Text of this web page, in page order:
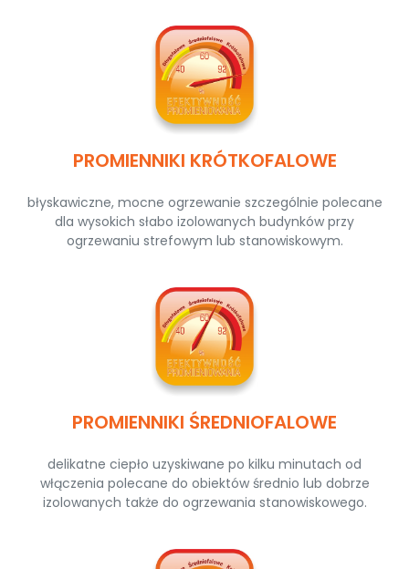
PROMIENNIKI KRÓTKOFALOWE
błyskawiczne, mocne ogrzewanie szczególnie polecane
dla wysokich słabo izolowanych budynków przy
ogrzewaniu strefowym lub stanowiskowym.
PROMIENNIKI ŚREDNIOFALOWE
delikatne ciepło uzyskiwane po kilku minutach od
włączenia polecane do obiektów średnio lub dobrze
izolowanych także do ogrzewania stanowiskowego.